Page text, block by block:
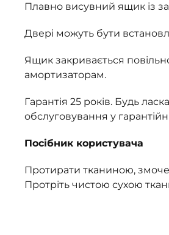
Плавно висувний ящик із
Двері можуть бути
Ящик закривається
амортизаторам.
Гарантія 25 років. Будь
обслуговування у
Посібник користувача
Протирати тканиною,
Протріть чистою сухою